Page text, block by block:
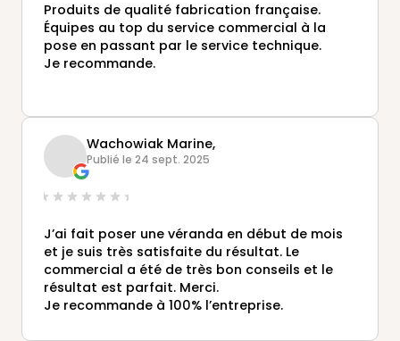
Produits de qualité fabrication française.
Équipes au top du service commercial à la
pose en passant par le service technique.
Je recommande.
Wachowiak Marine,
Publié le 24 sept. 2025
J’ai fait poser une véranda en début de mois
et je suis très satisfaite du résultat. Le
commercial a été de très bon conseils et le
résultat est parfait. Merci.
Je recommande à 100% l’entreprise.